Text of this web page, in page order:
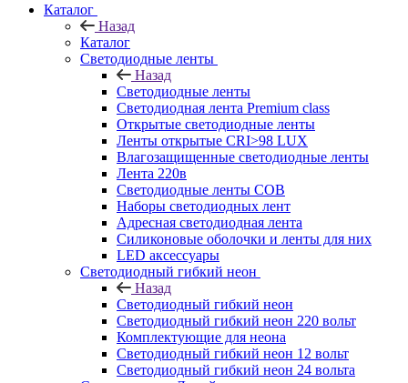
Каталог
Назад
Каталог
Светодиодные ленты
Назад
Светодиодные ленты
Светодиодная лента Premium class
Открытые светодиодные ленты
Ленты открытые CRI>98 LUX
Влагозащищенные светодиодные ленты
Лента 220в
Светодиодные ленты COB
Наборы светодиодных лент
Адресная светодиодная лента
Силиконовые оболочки и ленты для них
LED аксессуары
Светодиодный гибкий неон
Назад
Светодиодный гибкий неон
Светодиодный гибкий неон 220 вольт
Комплектующие для неона
Светодиодный гибкий неон 12 вольт
Светодиодный гибкий неон 24 вольта